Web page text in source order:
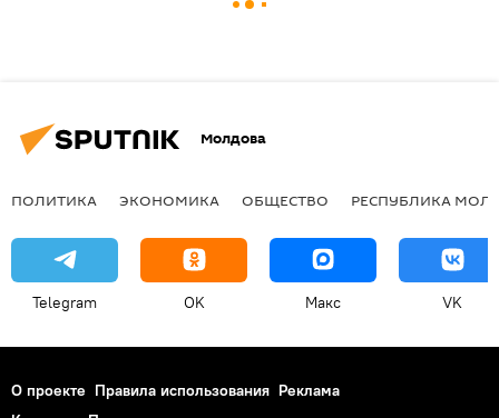
Молдова
ПОЛИТИКА ЭКОНОМИКА ОБЩЕСТВО РЕСПУБЛИКА
Telegram OK Макс VK
О проекте Правила использования Реклама